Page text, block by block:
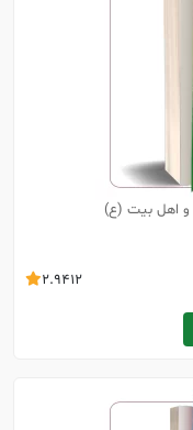
و اهل بیت (ع)
2.9412